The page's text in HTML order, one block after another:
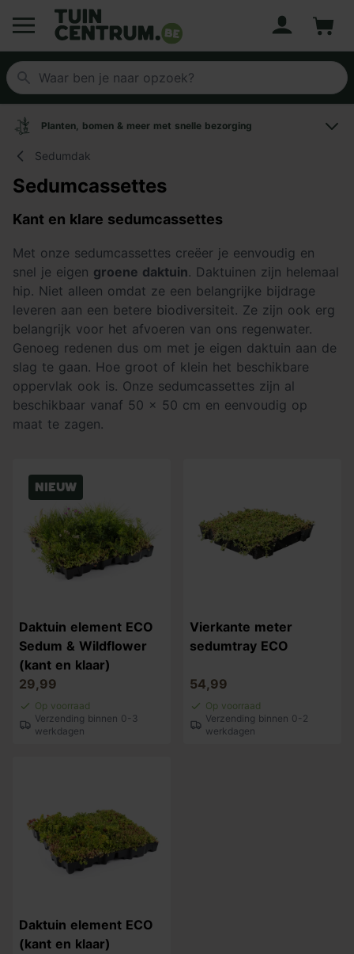
Logo Tuincentrum.be
Planten, bomen & meer met snelle bezorging
Sedumdak
Sedumcassettes
Kant en klare sedumcassettes
Met onze sedumcassettes creëer je eenvoudig en
snel je eigen groene daktuin. Daktuinen zijn helemaal
hip. Niet alleen omdat ze een belangrijke bijdrage
leveren aan een betere biodiversiteit. Ze zijn ook erg
belangrijk voor het afvoeren van ons regenwater.
Genoeg redenen dus om met je eigen daktuin aan de
slag te gaan. Hoe groot of klein het beschikbare
oppervlak ook is. Onze sedumcassettes zijn al
beschikbaar vanaf 50 x 50 cm en eenvoudig op
maat te zagen.
Nieuw
Daktuin element ECO
Sedum & Wildflower
(kant en klaar)
29,99
Op voorraad
Verzending binnen 0-3
werkdagen
Vierkante meter
sedumtray ECO
54,99
Op voorraad
Verzending binnen 0-2
werkdagen
Daktuin element ECO
(kant en klaar)